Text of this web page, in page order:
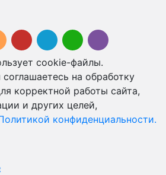
cookie-файлы.
на обработку
корректной работы сайта,
и других целей,
конфиденциальности.